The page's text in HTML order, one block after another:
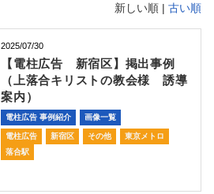
新しい順 | 古い順
2025/07/30
【電柱広告 新宿区】掲出事例
（上落合キリストの教会様 誘導
案内）
電柱広告 事例紹介 画像一覧
電柱広告 新宿区 その他
東京メトロ
落合駅